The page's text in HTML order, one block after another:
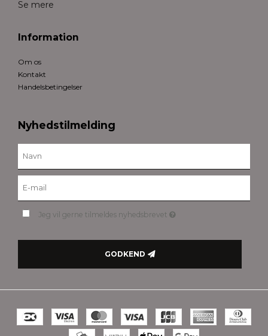
Se mere
Information
Om os
Kontakt
Handelsbetingelser
Nyhedstilmelding
Jeg vil gerne tilmeldes nyhedsbrevet
GODKEND